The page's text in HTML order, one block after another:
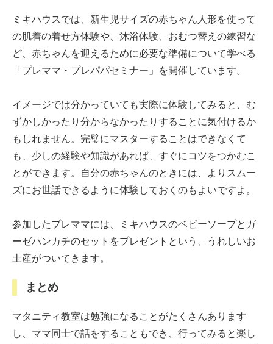
ミキハウスでは、新生児サイズの赤ちゃん人形を使って
の肌着の着せ方体験や、沐浴体験、おむつ替えの練習な
ど、赤ちゃんを迎えるために必要な準備について学べる
「プレママ・プレパパセミナー」を開催しています。
イメージでは分かっていても実際に体験してみると、む
ずかしかったり分からなかったりすることに気付けるか
もしれません。完璧にマスターすることはできなくて
も、少しの経験や知識があれば、すぐにコツをつかむこ
とができます。自分の赤ちゃんのときには、よりスムー
ズにお世話できるように体験しておくのもよいですよ。
参加したプレママには、ミキハウスのベビーソープとガ
ーゼハンカチのセットをプレゼントという、うれしいお
土産がついてきます。
まとめ
マタニティ教室は勉強になることがたくさんあります
し、ママ同士で話をすることもでき、行ってみると楽し